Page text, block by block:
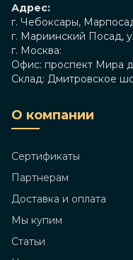
Адрес:
г. Чебоксары,
г. Мариинский Посад,
г. Москва:
Офис: проспект Мира
Склад: Дмитровское
О компании
Сертификаты
Партнерам
Доставка и оплата
Мы купим
Статьи